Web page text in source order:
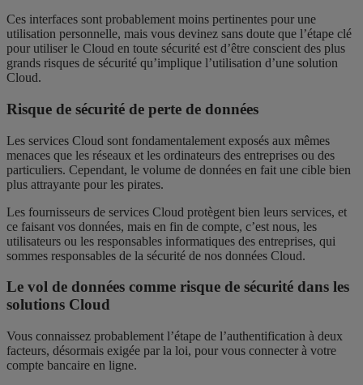
Ces interfaces sont probablement moins pertinentes pour une
utilisation personnelle, mais vous devinez sans doute que l’étape clé
pour utiliser le Cloud en toute sécurité est d’être conscient des plus
grands risques de sécurité qu’implique l’utilisation d’une solution
Cloud.
Risque de sécurité de perte de données
Les services Cloud sont fondamentalement exposés aux mêmes
menaces que les réseaux et les ordinateurs des entreprises ou des
particuliers. Cependant, le volume de données en fait une cible bien
plus attrayante pour les pirates.
Les fournisseurs de services Cloud protègent bien leurs services, et
ce faisant vos données, mais en fin de compte, c’est nous, les
utilisateurs ou les responsables informatiques des entreprises, qui
sommes responsables de la sécurité de nos données Cloud.
Le vol de données comme risque de sécurité dans les
solutions Cloud
Vous connaissez probablement l’étape de l’authentification à deux
facteurs, désormais exigée par la loi, pour vous connecter à votre
compte bancaire en ligne.